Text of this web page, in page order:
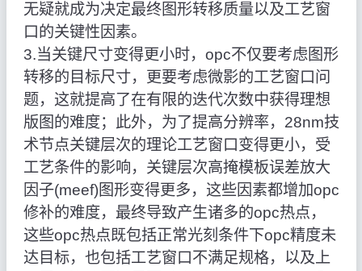
无疑就成为决定最终图形转移质量以及工艺窗
口的关键性因素。
3.当关键尺寸变得更小时，opc不仅要考虑图形
转移的目标尺寸，更要考虑微影的工艺窗口问
题，这就提高了在有限的迭代次数中获得理想
版图的难度；此外，为了提高分辨率，28nm技
术节点关键层次的理论工艺窗口变得更小，受
工艺条件的影响，关键层次高掩模板误差放大
因子(meef)图形变得更多，这些因素都增加opc
修补的难度，最终导致产生诸多的opc热点，
这些opc热点既包括正常光刻条件下opc精度未
达目标，也包括工艺窗口不满足规格，以及上